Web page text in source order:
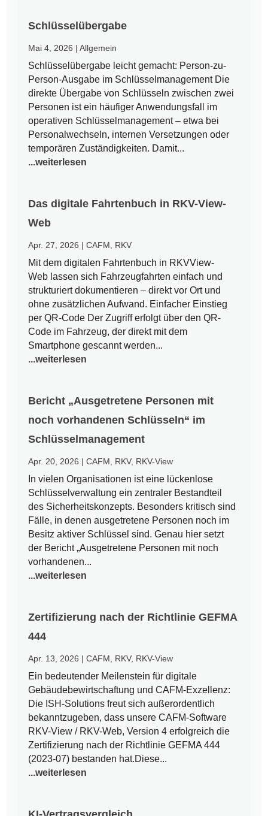
Schlüsselübergabe
Mai 4, 2026 |Allgemein
Schlüsselübergabe leicht gemacht: Person-zu-
Person-Ausgabe im Schlüsselmanagement Die
direkte Übergabe von Schlüsseln zwischen zwei
Personen ist ein häufiger Anwendungsfall im
operativen Schlüsselmanagement – etwa bei
Personalwechseln, internen Versetzungen oder
temporären Zuständigkeiten. Damit...
...weiterlesen
Das digitale Fahrtenbuch in RKV-View-
Web
Apr. 27, 2026 |CAFM RKV
Mit dem digitalen Fahrtenbuch in RKVView-
Web lassen sich Fahrzeugfahrten einfach und
strukturiert dokumentieren – direkt vor Ort und
ohne zusätzlichen Aufwand. Einfacher Einstieg
per QR-Code Der Zugriff erfolgt über den QR-
Code im Fahrzeug, der direkt mit dem
Smartphone gescannt werden...
...weiterlesen
Bericht „Ausgetretene Personen mit
noch vorhandenen Schlüsseln“ im
Schlüsselmanagement
Apr. 20, 2026 |CAFM RKV, RKV-View
In vielen Organisationen ist eine lückenlose
Schlüsselverwaltung ein zentraler Bestandteil
des Sicherheitskonzepts. Besonders kritisch sind
Fälle, in denen ausgetretene Personen noch im
Besitz aktiver Schlüssel sind. Genau hier setzt
der Bericht „Ausgetretene Personen mit noch
vorhandenen...
...weiterlesen
Zertifizierung nach der Richtlinie GEFMA
444
Apr. 13, 2026 |CAFM RKV, RKV-View
Ein bedeutender Meilenstein für digitale
Gebäudebewirtschaftung und CAFM-Exzellenz:
Die ISH-Solutions freut sich außerordentlich
bekanntzugeben, dass unsere CAFM-Software
RKV-View / RKV-Web, Version 4 erfolgreich die
Zertifizierung nach der Richtlinie GEFMA 444
(2023-07) bestanden hat.Diese...
...weiterlesen